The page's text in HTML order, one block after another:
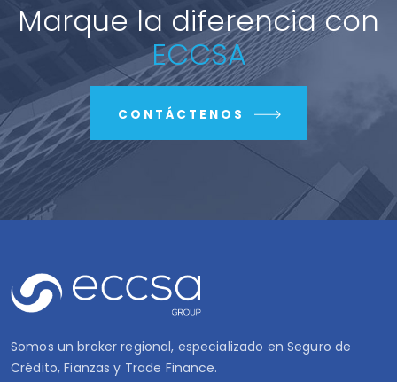
Marque la diferencia con
ECCSA
CONTÁCTENOS
Somos un broker regional, especializado en Seguro de
Crédito, Fianzas y Trade Finance.